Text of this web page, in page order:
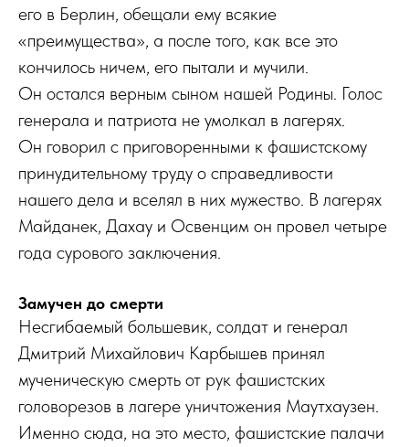
его в Берлин, обещали ему всякие
«преимущества», а после того, как все это
кончилось ничем, его пытали и мучили.
Он остался верным сыном нашей Родины. Голос
генерала и патриота не умолкал в лагерях.
Он говорил с приговоренными к фашистскому
принудительному труду о справедливости
нашего дела и вселял в них мужество. В лагерях
Майданек, Дахау и Освенцим он провел четыре
года сурового заключения.
Замучен до смерти
Несгибаемый большевик, солдат и генерал
Дмитрий Михайлович Карбышев принял
мученическую смерть от рук фашистских
головорезов в лагере уничтожения Маутхаузен.
Именно сюда, на это место, фашистские палачи